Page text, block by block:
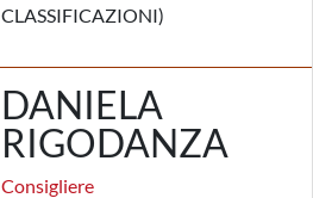
CLASSIFICAZIONI)
DANIELA
RIGODANZA
Consigliere